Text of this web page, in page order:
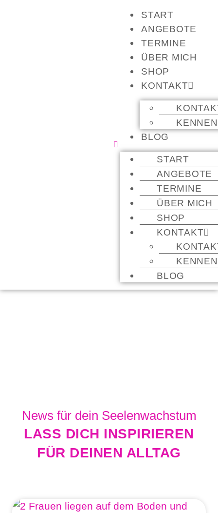
START
ANGEBOTE
TERMINE
ÜBER MICH
SHOP
KONTAKT
BLOG
START
ANGEBOTE
TERMINE
ÜBER MICH
SHOP
KONTAKT
BLOG
News für dein Seelenwachstum
LASS DICH INSPIRIEREN
FÜR DEINEN ALLTAG